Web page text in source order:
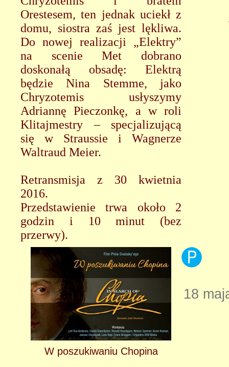
Orestesem, ten jednak uciekł z
domu, siostra zaś jest lękliwa.
Do nowej realizacji „Elektry”
na scenie Met dobrano
doskonałą obsadę: Elektrą
będzie Nina Stemme, jako
Chryzotemis usłyszymy
Adriannę Pieczonkę, a w roli
Klitajmestry – specjalizującą
się w Straussie i Wagnerze
Waltraud Meier.
Retransmisja z 30 kwietnia
2016.
Przedstawienie trwa około 2
godzin i 10 minut (bez
przerwy).
W poszukiwaniu Chopina
18